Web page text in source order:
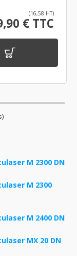
(16,58 HT)
€ TTC
M 2300 DN
M 2300
M 2400 DN
MX 20 DN